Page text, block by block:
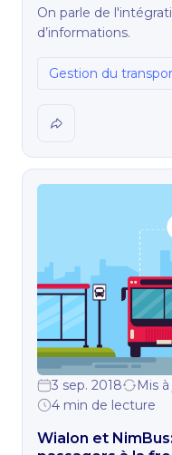
On parle de
d’informations.
Gestion du
3 sep. 2018
Mis
4 min de lecture
Wialon et